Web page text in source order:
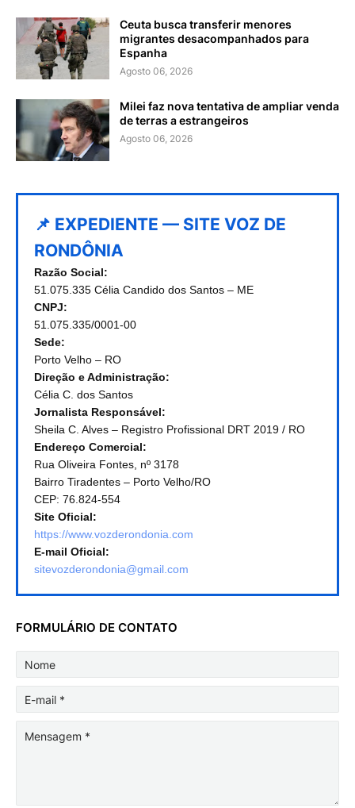
Ceuta busca transferir menores
migrantes desacompanhados para
Espanha
Agosto 06, 2026
Milei faz nova tentativa de ampliar venda
de terras a estrangeiros
Agosto 06, 2026
📌 EXPEDIENTE — SITE VOZ DE
RONDÔNIA
Razão Social:
51.075.335 Célia Candido dos Santos – ME
CNPJ:
51.075.335/0001-00
Sede:
Porto Velho – RO
Direção e Administração:
Célia C. dos Santos
Jornalista Responsável:
Sheila C. Alves – Registro Profissional DRT 2019 / RO
Endereço Comercial:
Rua Oliveira Fontes, nº 3178
Bairro Tiradentes – Porto Velho/RO
CEP: 76.824-554
Site Oficial:
https://www.vozderondonia.com
E-mail Oficial:
sitevozderondonia@gmail.com
FORMULÁRIO DE CONTATO